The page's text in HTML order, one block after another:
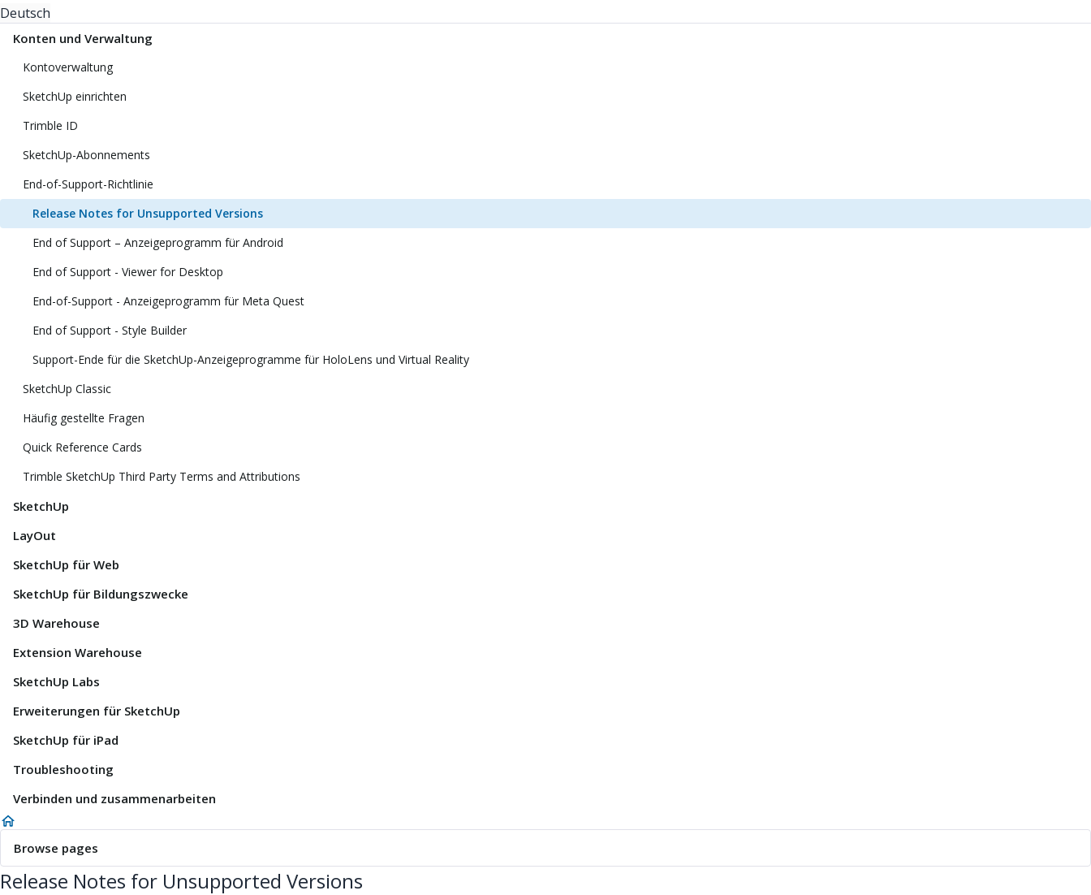
Deutsch
Konten und Verwaltung
Kontoverwaltung
SketchUp einrichten
Trimble ID
SketchUp-Abonnements
End-of-Support-Richtlinie
Release Notes for Unsupported Versions
End of Support – Anzeigeprogramm für Android
End of Support - Viewer for Desktop
End-of-Support - Anzeigeprogramm für Meta Quest
End of Support - Style Builder
Support-Ende für die SketchUp-Anzeigeprogramme für HoloLens und Virtual Reality
SketchUp Classic
Häufig gestellte Fragen
Quick Reference Cards
Trimble SketchUp Third Party Terms and Attributions
SketchUp
LayOut
SketchUp für Web
SketchUp für Bildungszwecke
3D Warehouse
Extension Warehouse
SketchUp Labs
Erweiterungen für SketchUp
SketchUp für iPad
Troubleshooting
Verbinden und zusammenarbeiten
Browse pages
Release Notes for Unsupported Versions